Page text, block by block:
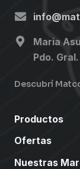
Maria
Pdo.
Descubrí
Productos
Ofertas
Nuestras